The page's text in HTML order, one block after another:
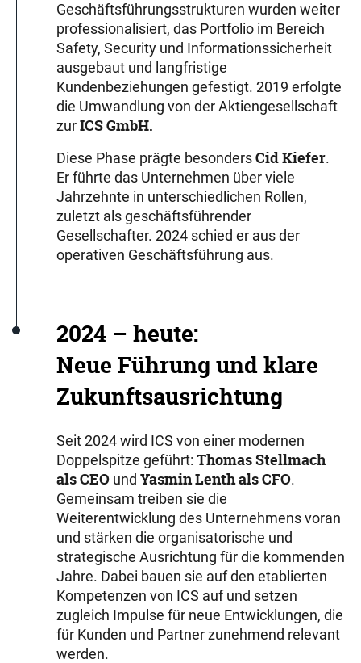
Geschäftsführungsstrukturen wurden weiter
professionalisiert, das Portfolio im Bereich
Safety, Security und Informationssicherheit
ausgebaut und langfristige
Kundenbeziehungen gefestigt. 2019 erfolgte
die Umwandlung von der Aktiengesellschaft
zurICS GmbH.
Diese Phase prägte besondersCid Kiefer.
Er führte das Unternehmen über viele
Jahrzehnte in unterschiedlichen Rollen,
zuletzt als geschäftsführender
Gesellschafter. 2024 schied er aus der
operativen Geschäftsführung aus.
2024 – heute:
Neue Führung und klare
Zukunftsausrichtung
Seit 2024 wird ICS von einer modernen
Doppelspitze geführt: Thomas Stellmach
als CEO und Yasmin Lenth als CFO.
Gemeinsam treiben sie die
Weiterentwicklung des Unternehmens voran
und stärken die organisatorische und
strategische Ausrichtung für die kommenden
Jahre. Dabei bauen sie auf den etablierten
Kompetenzen von ICS auf und setzen
zugleich Impulse für neue Entwicklungen, die
für Kunden und Partner zunehmend relevant
werden.